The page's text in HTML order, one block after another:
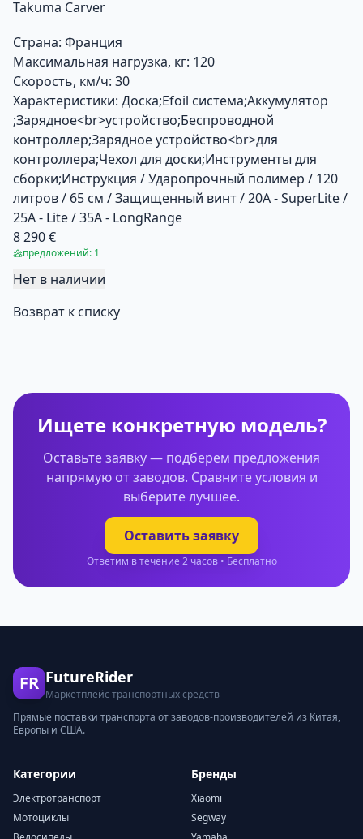
Takuma Carver
Страна: Франция
Максимальная нагрузка, кг: 120
Скорость, км/ч: 30
Характеристики: Доска;Efoil система;Аккумулятор
;Зарядное<br>устройство;Беспроводной
контроллер;Зарядное устройство<br>для
контроллера;Чехол для доски;Инструменты для
сборки;Инструкция / Ударопрочный полимер / 120
литров / 65 см / Защищенный винт / 20A - SuperLite /
25A - Lite / 35A - LongRange
8 290 €
предложений: 1
Нет в наличии
Возврат к списку
Ищете конкретную модель?
Оставьте заявку — подберем предложения
напрямую от заводов. Сравните условия и
выберите лучшее.
Оставить заявку
Ответим в течение 2 часов • Бесплатно
FR FutureRider
Маркетплейс транспортных средств
Прямые поставки транспорта от заводов-производителей из Китая,
Европы и США.
Категории
Электротранспорт
Мотоциклы
Бренды
Xiaomi
Segway